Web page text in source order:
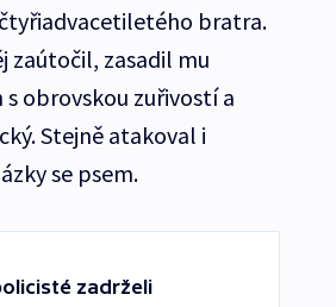
bratra.
zaútočil, zasadil mu
obrovskou zuřivostí a
Stejně atakoval i
se psem.
zadrželi